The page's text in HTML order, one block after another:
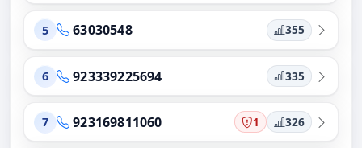
5 63030548 355
6 923339225694 335
7 923169811060 1 326